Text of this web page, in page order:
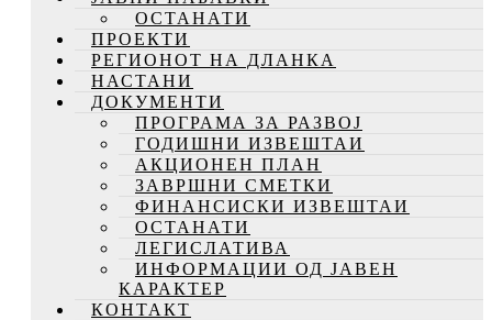
ОСТАНАТИ
ПРОЕКТИ
РЕГИОНОТ НА ДЛАНКА
НАСТАНИ
ДОКУМЕНТИ
ПРОГРАМА ЗА РАЗВОЈ
ГОДИШНИ ИЗВЕШТАИ
АКЦИОНЕН ПЛАН
ЗАВРШНИ СМЕТКИ
ФИНАНСИСКИ ИЗВЕШТАИ
ОСТАНАТИ
ЛЕГИСЛАТИВА
ИНФОРМАЦИИ ОД ЈАВЕН
КАРАКТЕР
КОНТАКТ